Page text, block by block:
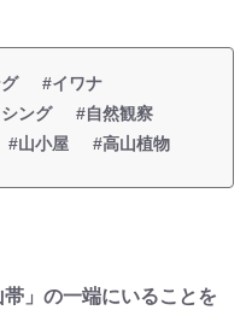
#イワナ
ング
#自然観察
#山小屋 #高山植物
」の一端にいることを